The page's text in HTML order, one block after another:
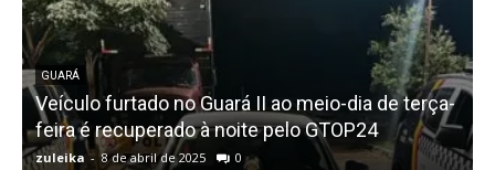
GUARÁ
Veículo furtado no Guará II ao meio-dia de terça-
feira é recuperado à noite pelo GTOP24
zuleika - 8 de abril de 2025 0